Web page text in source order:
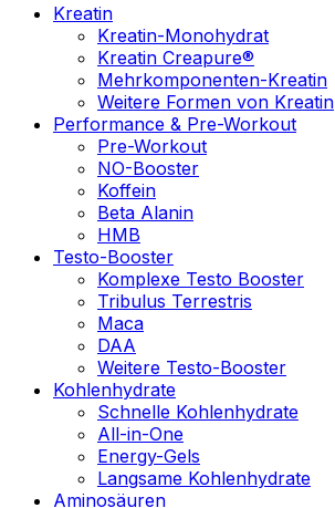
Kreatin
Kreatin-Monohydrat
Kreatin Creapure®
Mehrkomponenten-Kreatin
Weitere Formen von Kreatin
Performance & Pre-Workout
Pre-Workout
NO-Booster
Koffein
Beta Alanin
HMB
Testo-Booster
Komplexe Testo Booster
Tribulus Terrestris
Maca
DAA
Weitere Testo-Booster
Kohlenhydrate
Schnelle Kohlenhydrate
All-in-One
Energy-Gels
Langsame Kohlenhydrate
Aminosäuren